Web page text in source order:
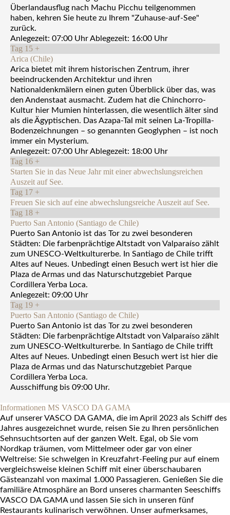
Überlandausflug nach Machu Picchu teilgenommen
haben, kehren Sie heute zu Ihrem "Zuhause-auf-See"
zurück.
Anlegezeit: 07:00 Uhr Ablegezeit: 16:00 Uhr
Tag 15 +
Arica (Chile)
Arica bietet mit ihrem historischen Zentrum, ihrer
beeindruckenden Architektur und ihren
Nationaldenkmälern einen guten Überblick über das, was
den Andenstaat ausmacht. Zudem hat die Chinchorro-
Kultur hier Mumien hinterlassen, die wesentlich älter sind
als die Ägyptischen. Das Azapa-Tal mit seinen La-Tropilla-
Bodenzeichnungen – so genannten Geoglyphen – ist noch
immer ein Mysterium.
Anlegezeit: 07:00 Uhr Ablegezeit: 18:00 Uhr
Tag 16 +
Starten Sie in das Neue Jahr mit einer abwechslungsreichen
Auszeit auf See.
Tag 17 +
Freuen Sie sich auf eine abwechslungsreiche Auszeit auf See.
Tag 18 +
Puerto San Antonio (Santiago de Chile)
Puerto San Antonio ist das Tor zu zwei besonderen
Städten: Die farbenprächtige Altstadt von Valparaíso zählt
zum UNESCO-Weltkulturerbe. In Santiago de Chile trifft
Altes auf Neues. Unbedingt einen Besuch wert ist hier die
Plaza de Armas und das Naturschutzgebiet Parque
Cordillera Yerba Loca.
Anlegezeit: 09:00 Uhr
Tag 19 +
Puerto San Antonio (Santiago de Chile)
Puerto San Antonio ist das Tor zu zwei besonderen
Städten: Die farbenprächtige Altstadt von Valparaíso zählt
zum UNESCO-Weltkulturerbe. In Santiago de Chile trifft
Altes auf Neues. Unbedingt einen Besuch wert ist hier die
Plaza de Armas und das Naturschutzgebiet Parque
Cordillera Yerba Loca.
Ausschiffung bis 09:00 Uhr.
Informationen MS VASCO DA GAMA
Auf unserer VASCO DA GAMA, die im April 2023 als Schiff des
Jahres ausgezeichnet wurde, reisen Sie zu Ihren persönlichen
Sehnsuchtsorten auf der ganzen Welt. Egal, ob Sie vom
Nordkap träumen, vom Mittelmeer oder gar von einer
Weltreise: Sie schwelgen in Kreuzfahrt-Feeling pur auf einem
vergleichsweise kleinen Schiff mit einer überschaubaren
Gästeanzahl von maximal 1.000 Passagieren. Genießen Sie die
familiäre Atmosphäre an Bord unseres charmanten Seeschiffs
VASCO DA GAMA und lassen Sie sich in unseren fünf
Restaurants kulinarisch verwöhnen. Unser aufmerksames,